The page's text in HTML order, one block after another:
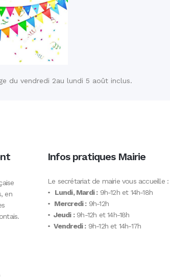
du vendredi 2au lundi 5 août inclus.
en
Infos pratiques Mairie
Le secrétariat de mairie vous accueille :
• Lundi, Mardi :9h-12h et 14h-18h
• Mercredi :9h-12h
• Jeudi :9h-12h et 14h-18h
• Vendredi :9h-12h et 14h-17h